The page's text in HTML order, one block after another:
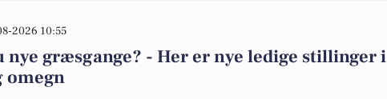
2026 10:55
nye græsgange? - Her er nye ledige stillinger i
omegn